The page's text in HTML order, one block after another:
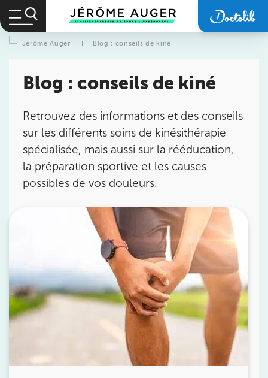
Jérôme Auger I Blog : conseils de kiné
Blog : conseils de kiné
Retrouvez des informations et des conseils
sur les différents soins de kinésithérapie
spécialisée, mais aussi sur la rééducation,
la préparation sportive et les causes
possibles de vos douleurs.